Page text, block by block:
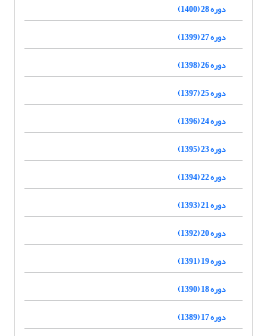
دوره 28 (1400)
دوره 27 (1399)
دوره 26 (1398)
دوره 25 (1397)
دوره 24 (1396)
دوره 23 (1395)
دوره 22 (1394)
دوره 21 (1393)
دوره 20 (1392)
دوره 19 (1391)
دوره 18 (1390)
دوره 17 (1389)